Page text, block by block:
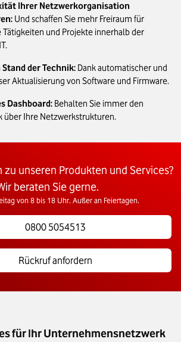
Ihrer Netzwerkorganisation
Und schaffen Sie mehr Freiraum für
Tätigkeiten und Projekte innerhalb der
der Technik:Dank automatischer und
Aktualisierung von Software und Firmware.
Dashboard:Behalten Sie immer den
über Ihre Netzwerkstrukturen.
zu unseren Produkten und Services?
beraten Sie gerne.
von 8 bis 18 Uhr. Außer an Feiertagen.
0800 5054513
Rückruf anfordern
für Ihr Unternehmensnetzwerk